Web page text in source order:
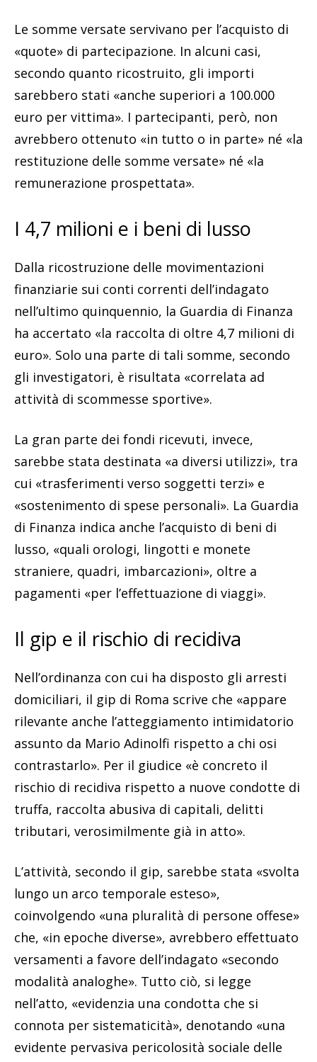
Le somme versate servivano per l’acquisto di
«quote» di partecipazione. In alcuni casi,
secondo quanto ricostruito, gli importi
sarebbero stati «anche superiori a 100.000
euro per vittima». I partecipanti, però, non
avrebbero ottenuto «in tutto o in parte» né «la
restituzione delle somme versate» né «la
remunerazione prospettata».
I 4,7 milioni e i beni di lusso
Dalla ricostruzione delle movimentazioni
finanziarie sui conti correnti dell’indagato
nell’ultimo quinquennio, la Guardia di Finanza
ha accertato «la raccolta di oltre 4,7 milioni di
euro». Solo una parte di tali somme, secondo
gli investigatori, è risultata «correlata ad
attività di scommesse sportive».
La gran parte dei fondi ricevuti, invece,
sarebbe stata destinata «a diversi utilizzi», tra
cui «trasferimenti verso soggetti terzi» e
«sostenimento di spese personali». La Guardia
di Finanza indica anche l’acquisto di beni di
lusso, «quali orologi, lingotti e monete
straniere, quadri, imbarcazioni», oltre a
pagamenti «per l’effettuazione di viaggi».
Il gip e il rischio di recidiva
Nell’ordinanza con cui ha disposto gli arresti
domiciliari, il gip di Roma scrive che «appare
rilevante anche l’atteggiamento intimidatorio
assunto da Mario Adinolfi rispetto a chi osi
contrastarlo». Per il giudice «è concreto il
rischio di recidiva rispetto a nuove condotte di
truffa, raccolta abusiva di capitali, delitti
tributari, verosimilmente già in atto».
L’attività, secondo il gip, sarebbe stata «svolta
lungo un arco temporale esteso»,
coinvolgendo «una pluralità di persone offese»
che, «in epoche diverse», avrebbero effettuato
versamenti a favore dell’indagato «secondo
modalità analoghe». Tutto ciò, si legge
nell’atto, «evidenzia una condotta che si
connota per sistematicità», denotando «una
evidente pervasiva pericolosità sociale delle